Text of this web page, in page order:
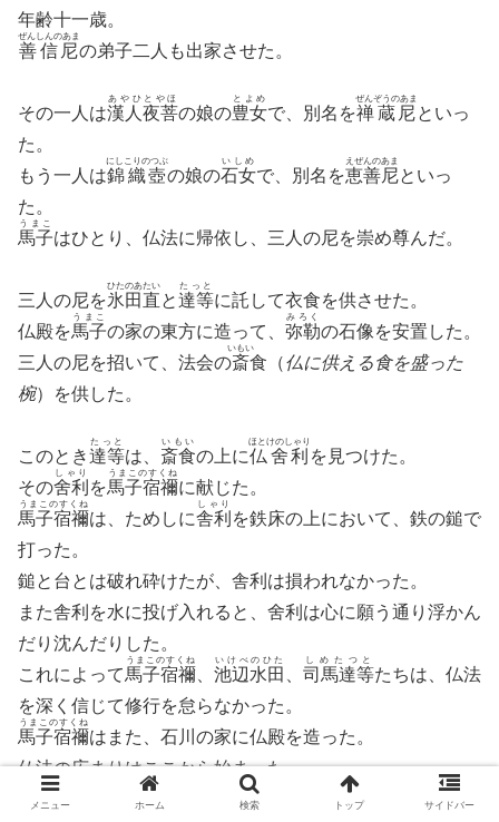
年齢十一歳。
善信尼
ぜんしんのあま
の弟子二人も出家させた。
その一人は漢人夜菩
あやひとやほ
の娘の豊女
とよめ
で、別名を禅蔵尼
ぜんぞうのあま
といっ
た。
もう一人は錦織壺
にしこりのつぶ
の娘の石女
いしめ
で、別名を恵善尼
えぜんのあま
といっ
た。
馬子
うまこ
はひとり、仏法に帰依し、三人の尼を崇め尊んだ。
三人の尼を氷田直
ひたのあたい
と達等
たっと
に託して衣食を供させた。
仏殿を馬子
うまこ
の家の東方に造って、 弥勒
みろく
の石像を安置した。
三人の尼を招いて、法会の斎
いもい
食（仏に供える食を盛った
椀）を供した。
このとき達等
たっと
は、 斎食
いもい
の上に仏舍利
ほとけのしゃり
を見つけた。
その舍利
しゃり
を馬子宿禰
うまこのすくね
に献じた。
馬子宿禰
うまこのすくね
は、ためしに舎利
しゃり
を鉄床の上において、鉄の鎚で
打った。
鎚と台とは破れ砕けたが、舎利は損われなかった。
また舎利を水に投げ入れると、舍利は心に願う通り浮かん
だり沈んだりした。
これによって馬子宿禰
うまこのすくね
池辺水田
いけべのひた
司馬達等
しめたつと
たちは、仏法
を深く信じて修行を怠らなかった。
馬子宿禰
うまこのすくね
はまた、石川の家に仏殿を造った。
仏法の広まりはここから始まった。
メニュー ホーム 検索 トップ サイドバー